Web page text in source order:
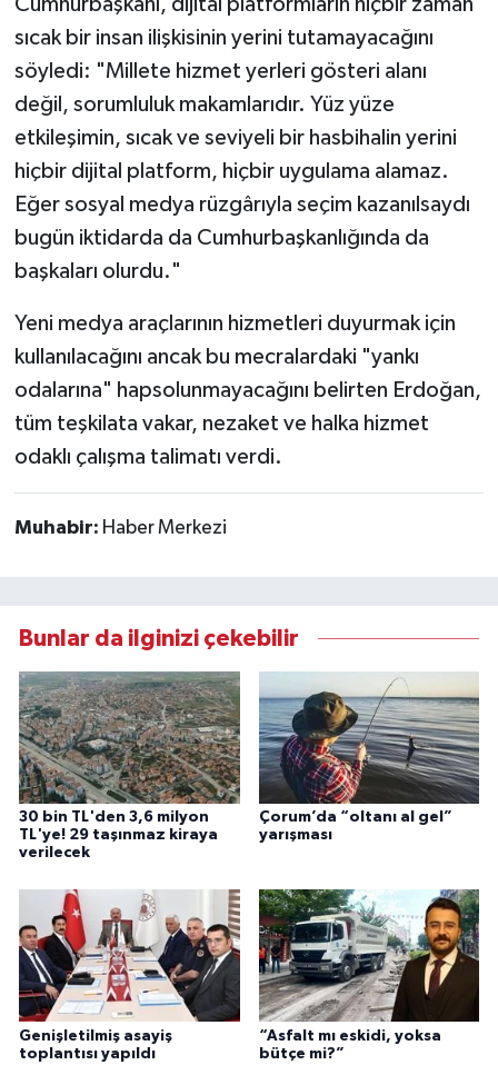
Cumhurbaşkanı, dijital platformların hiçbir zaman
sıcak bir insan ilişkisinin yerini tutamayacağını
söyledi: "Millete hizmet yerleri gösteri alanı
değil, sorumluluk makamlarıdır. Yüz yüze
etkileşimin, sıcak ve seviyeli bir hasbihalin yerini
hiçbir dijital platform, hiçbir uygulama alamaz.
Eğer sosyal medya rüzgârıyla seçim kazanılsaydı
bugün iktidarda da Cumhurbaşkanlığında da
başkaları olurdu."
Yeni medya araçlarının hizmetleri duyurmak için
kullanılacağını ancak bu mecralardaki "yankı
odalarına" hapsolunmayacağını belirten Erdoğan,
tüm teşkilata vakar, nezaket ve halka hizmet
odaklı çalışma talimatı verdi.
Muhabir: Haber Merkezi
Bunlar da ilginizi çekebilir
30 bin TL'den 3,6 milyon
TL'ye! 29 taşınmaz kiraya
verilecek
Çorum’da “oltanı al gel”
yarışması
Genişletilmiş asayiş
toplantısı yapıldı
“Asfalt mı eskidi, yoksa
bütçe mi?”